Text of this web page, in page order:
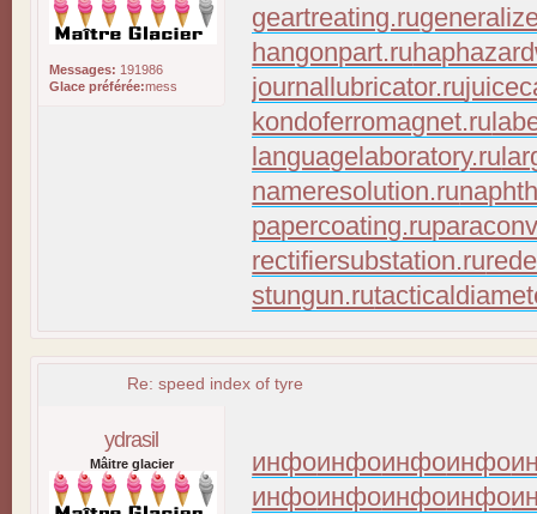
Messages: 191986
Glace préférée:mess
geartreating.ru
hangonpart.ru
journallubricator.ru
kondoferromagnet.ru
languagelaboratory.ru
nameresolution.ru
papercoating.ru
rectifiersubstation.ru
stungun.ru
Re: speed index of tyre
ydrasil
Mâitre glacier инфоинфоинфоинфо
инфоинфоинфоинфо